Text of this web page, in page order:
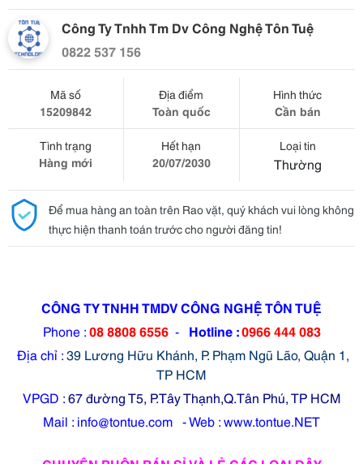
Công Ty Tnhh Tm Dv Công Nghệ Tôn Tuệ
0822 537 156
Mã số
15209842
Địa điểm
Toàn quốc
Hình thức
Cần bán
Tình trạng
Hàng mới
Hết hạn
20/07/2030
Loại tin
Thường
Để mua hàng an toàn trên Rao vặt, quý khách vui lòng không
thực hiện thanh toán trước cho người đăng tin!
CÔNG TY TNHH TMDV CÔNG NGHỆ TÔN TUỆ
Phone :08 8808 6556- Hotline :0966 444 083
Địa chỉ :39 Lương Hữu Khánh, P. Phạm Ngũ Lão, Quận 1,
TP HCM
VPGD :67 đường T5, P.Tây Thạnh,Q.Tân Phú, TP HCM
Mail : info@tontue.com - Web : www.tontue.NET